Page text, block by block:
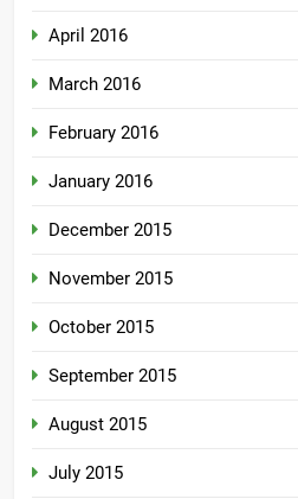
April 2016
March 2016
February 2016
January 2016
December 2015
November 2015
October 2015
September 2015
August 2015
July 2015